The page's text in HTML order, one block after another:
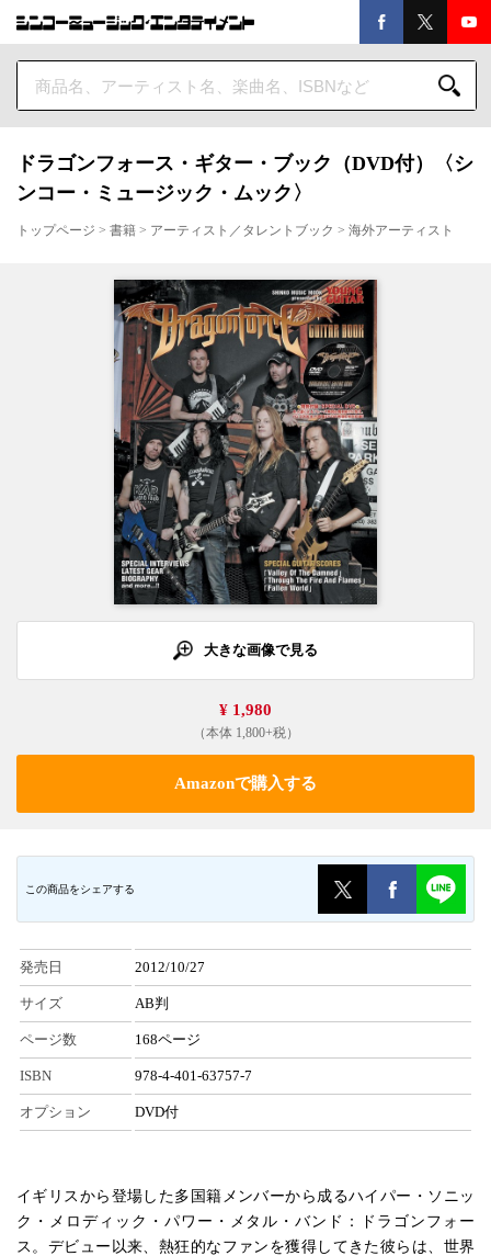
ドラゴンフォース・ギター・ブック（DVD付）〈シ
ンコー・ミュージック・ムック〉
トップページ > 書籍 > アーティスト／タレントブック > 海外アーティスト
大きな画像で見る
¥ 1,980
（本体 1,800+税）
Amazonで購入する
この商品をシェアする
発売日 2012/10/27
サイズ AB判
ページ数 168ページ
ISBN 978-4-401-63757-7
オプション DVD付
イギリスから登場した多国籍メンバーから成るハイパー・ソニッ
ク・メロディック・パワー・メタル・バンド：ドラゴンフォー
ス。デビュー以来、熱狂的なファンを獲得してきた彼らは、世界